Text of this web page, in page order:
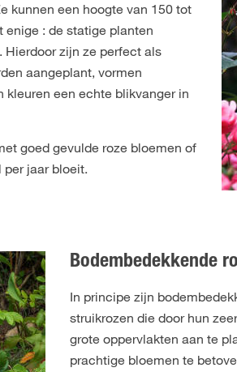
kunnen een hoogte van 150 tot
: de statige planten
Hierdoor zijn ze perfect als
aangeplant, vormen
kleuren een echte blikvanger in
goed gevulde roze bloemen of
per jaar bloeit.
Bodembedekkende
In principe zijn
struikrozen die door hun
grote oppervlakten aan te
prachtige bloemen te